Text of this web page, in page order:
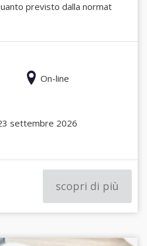
previsto dalla normat
On-line
settembre 2026
scopri di più